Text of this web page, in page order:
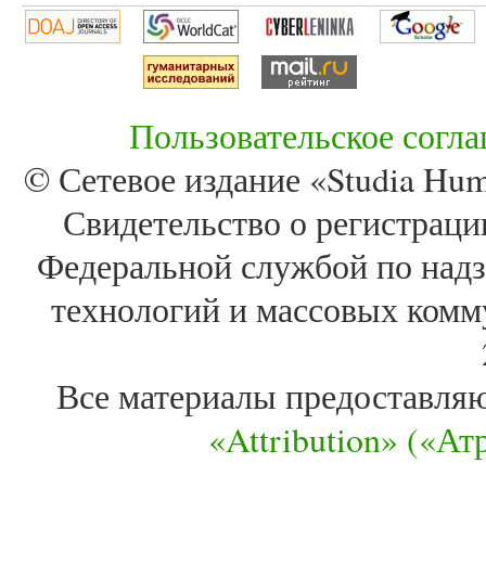
Пользовательское
© Сетевое издание «Studia
Свидетельство о
Федеральной службой по
технологий и массовых
Все материалы
«Attribution»